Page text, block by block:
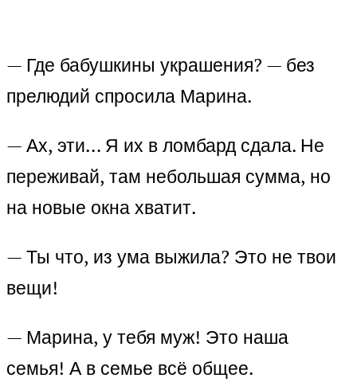
— Где бабушкины украшения? — без
прелюдий спросила Марина.
— Ах, эти… Я их в ломбард сдала. Не
переживай, там небольшая сумма, но
на новые окна хватит.
— Ты что, из ума выжила? Это не твои
вещи!
— Марина, у тебя муж! Это наша
семья! А в семье всё общее.